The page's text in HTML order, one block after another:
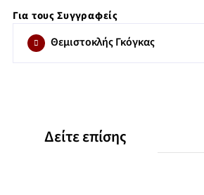
Όψεις ετερότητας
Επιλογικό σημείωμα
Βιβλιογραφία
Για τους Συγγραφείς
Θεμιστοκλής Γκόγκας
Δείτε επίσης